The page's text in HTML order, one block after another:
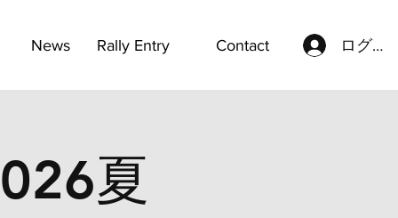
News Rally Entry Contact ログイ
夏